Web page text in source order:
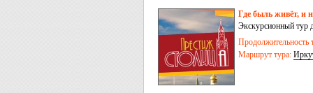
Где быль живёт, и
Экскурсионный тур
Иркутск –
Продолжительность
Маршрут тура: